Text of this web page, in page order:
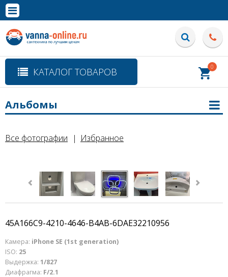
Полная версия сайта
КАТАЛОГ ТОВАРОВ 0
Все фотографии Избранное
45A166C9-4210-4646-B4AB-6DAE32210956
Камера: iPhone SE (1st generation)
ISO: 25
Выдержка: 1/827
Диафрагма: F/2.1
Альбомы